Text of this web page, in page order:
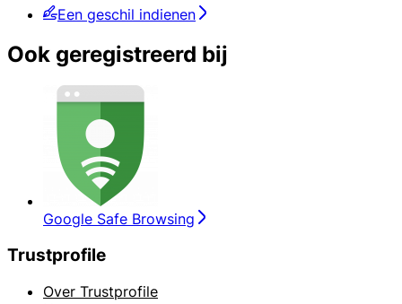
Een geschil indienen
Ook geregistreerd bij
Google Safe Browsing
Trustprofile
Over Trustprofile